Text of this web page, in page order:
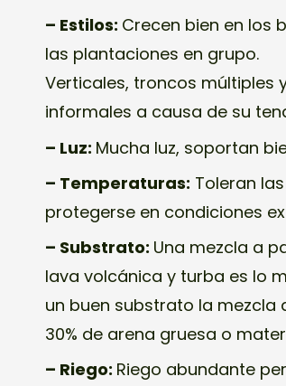
– Estilos: Crecen bien en los
las plantaciones en grupo.
Verticales, troncos múltiples
informales a causa de su
– Luz: Mucha luz, soportan
– Temperaturas: Toleran
protegerse en condiciones
– Substrato: Una mezcla a
lava volcánica y turba es lo
un buen substrato la mezcla
30% de arena gruesa o
– Riego: Riego abundante